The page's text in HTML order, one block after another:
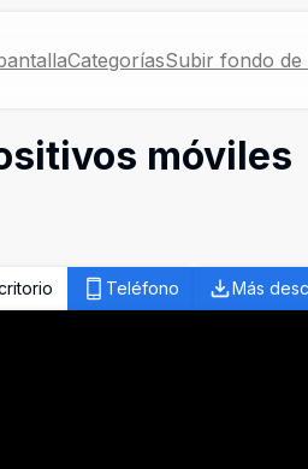
CategoríasSubir fondo de
móviles
Teléfono Más